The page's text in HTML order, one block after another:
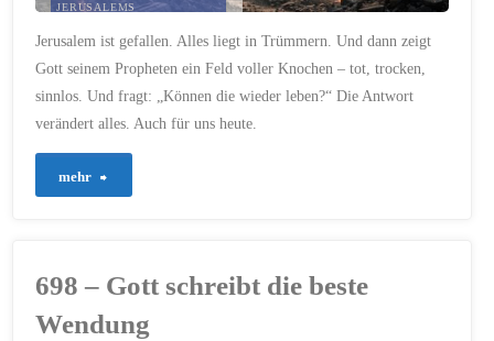
JERUSALEMS
18. JANUAR 2026
Jerusalem ist gefallen. Alles liegt in Trümmern. Und dann zeigt
Gott seinem Propheten ein Feld voller Knochen – tot, trocken,
sinnlos. Und fragt: „Können die wieder leben?“ Die Antwort
verändert alles. Auch für uns heute.
mehr
698 – Gott schreibt die beste
Wendung